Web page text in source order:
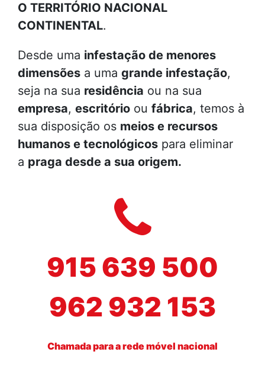
O TERRITÓRIO NACIONAL
CONTINENTAL.
Desde uma infestação de menores
dimensões a uma grande infestação,
seja na sua residência ou na sua
empresa, escritório ou fábrica, temos à
sua disposição os meios e recursos
humanos e tecnológicos para eliminar
a praga desde a sua origem.
915 639 500
962 932 153
Chamada para a rede móvel nacional